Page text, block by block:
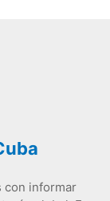
con informar